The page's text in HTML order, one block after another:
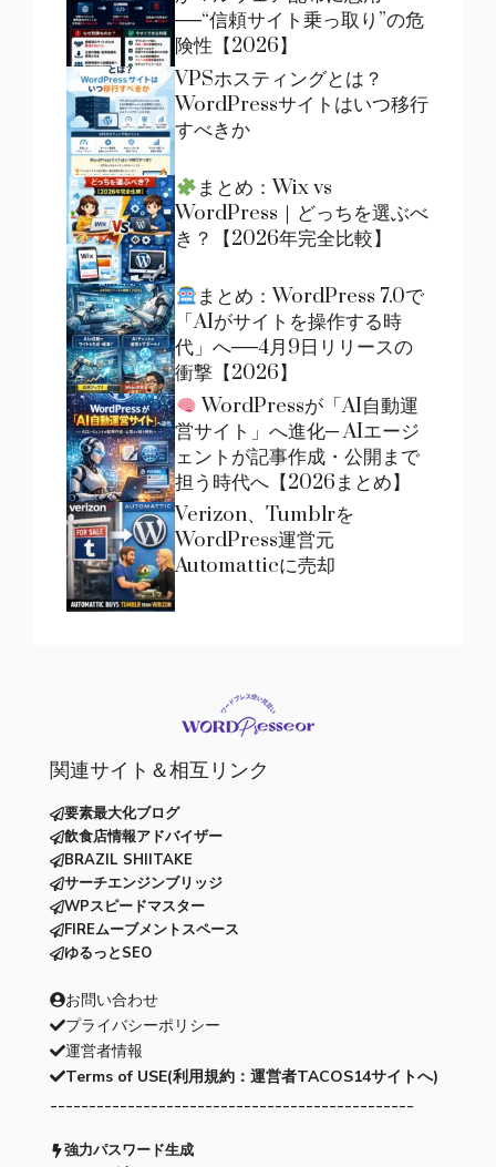
──“信頼サイト乗っ取り”の危
険性【2026】
VPSホスティングとは？
WordPressサイトはいつ移行
すべきか
まとめ：Wix vs
WordPress｜どっちを選ぶべ
き？【2026年完全比較】
まとめ：WordPress 7.0で
「AIがサイトを操作する時
代」へ──4月9日リリースの
衝撃【2026】
WordPressが「AI自動運
営サイト」へ進化─ AIエージ
ェントが記事作成・公開まで
担う時代へ【2026まとめ】
Verizon、Tumblrを
WordPress運営元
Automatticに売却
関連サイト＆相互リンク
要素最大化ブログ
飲食店情報アドバイザー
BRAZIL SHIITAKE
サーチエンジンブリッジ
WPスピードマスター
FIREムーブメントスペース
ゆるっとSEO
お問い合わせ
プライバシーポリシー
運営者情報
Terms of USE(利用規約：運営者TACOS14サイトへ)
-----------------------------------------------
強力パスワード生成